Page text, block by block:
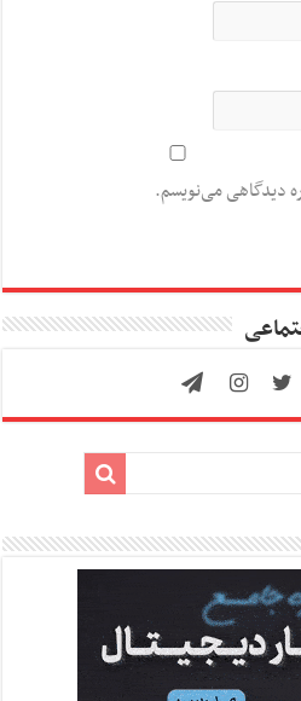
دیدگاهی می‌نویسم.